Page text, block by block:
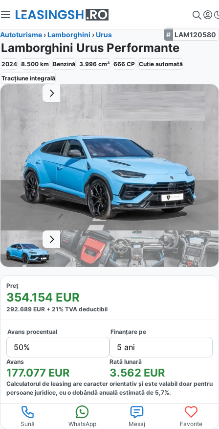
Autoturisme ›Lamborghini ›Urus LAM120580
Lamborghini Urus Performante
2024 8.500 km Benzină 3.996 cm³ 666 CP Cutie automată
Tracțiune integrală
Preț
354.154 EUR
292.689 EUR + 21% TVA deductibil
Avans procentual
50%
Finanțare pe
5 ani
Avans
177.077 EUR
Rată lunară
3.562 EUR
Calculatorul de leasing are caracter orientativ și este valabil doar pentru
persoane juridice, cu o dobândă anuală estimată de 5,7%.
Sună WhatsApp Mesaj
Favorite